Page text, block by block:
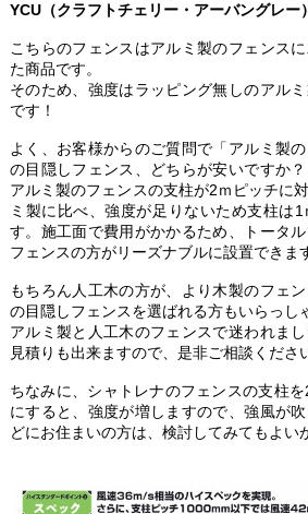
YCU（クラフトチェリー・アーバングレー）
こちらのフェンスはアルミ製のフェンス
た商品です。
そのため、強度はラッピング無しのアル
です！
よく、お客様からのご質問で「アルミ製
の目隠しフェンス、どちらが安いですか？
アルミ製のフェンスの支柱が2ｍピッチに
ミ製に比べ、強度が足りないため支柱は
す。施工面で費用がかかるため、トータ
フェンスの方がリーズナブルに設置できま
もちろん人工木の方が、より木製のフェ
の目隠しフェンスを選ばれる方もいらっし
アルミ製と人工木のフェンスで迷われま
見積りも出来ますので、是非ご相談くださ
ちなみに、シャトレナのフェンスの支柱
にすると、強度が増しますので、強風が
どにお住まいの方は、検討してみてもよい